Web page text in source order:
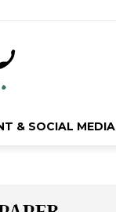
& SOCIAL MEDIA